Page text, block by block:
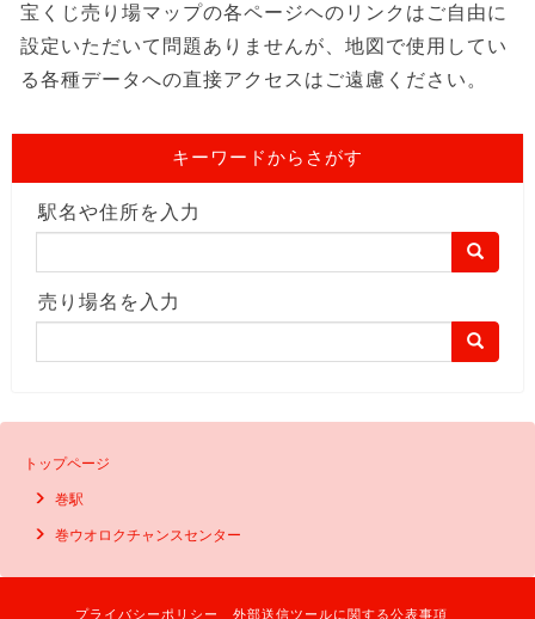
宝くじ売り場マップの各ページヘのリンクはご自由に
設定いただいて問題ありませんが、地図で使用してい
る各種データへの直接アクセスはご遠慮ください。
キーワードからさがす
駅名や住所を入力
売り場名を入力
トップページ
巻駅
巻ウオロクチャンスセンター
プライバシーポリシー 外部送信ツールに関する公表事項